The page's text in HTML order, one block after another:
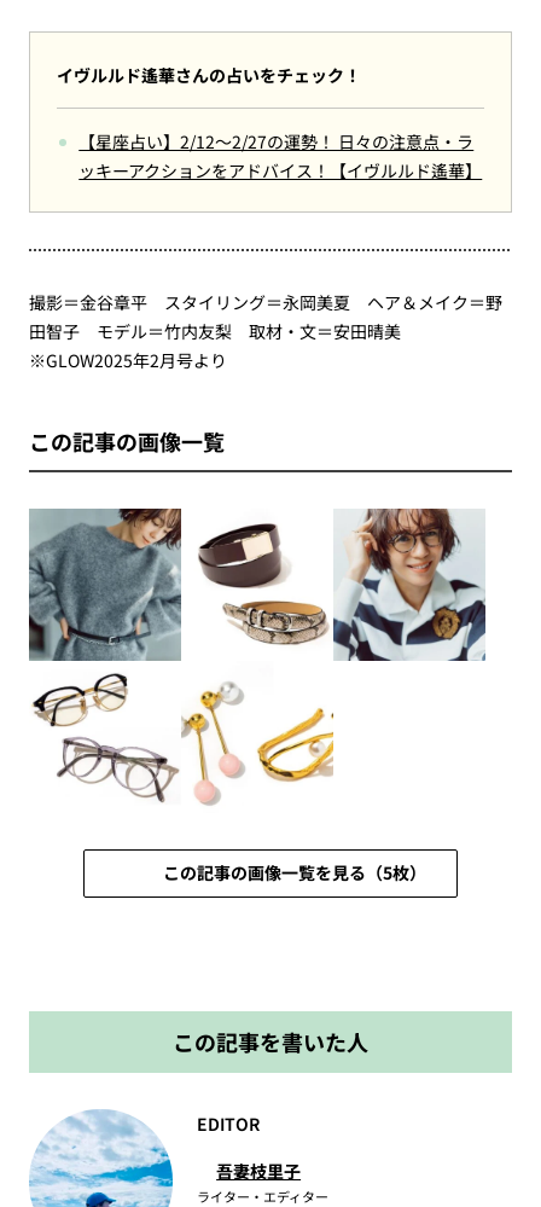
イヴルルド遙華さんの占いをチェック！
【星座占い】2/12～2/27の運勢！ 日々の注意点・ラ
ッキーアクションをアドバイス！【イヴルルド遙華】
撮影＝金谷章平 スタイリング＝永岡美夏 ヘア＆メイク＝野
田智子 モデル＝竹内友梨 取材・文＝安田晴美
※GLOW2025年2月号より
この記事の画像一覧
この記事の画像一覧を見る（5枚）
この記事を書いた人
EDITOR
吾妻枝里子
ライター・エディター